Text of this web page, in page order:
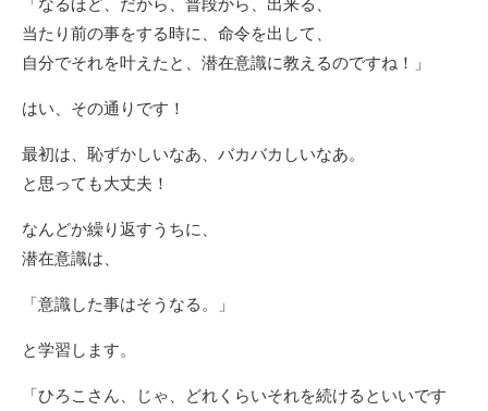
「なるほど、だから、普段から、出来る、
当たり前の事をする時に、命令を出して、
自分でそれを叶えたと、潜在意識に教えるのですね！」
はい、その通りです！
最初は、恥ずかしいなあ、バカバカしいなあ。
と思っても大丈夫！
なんどか繰り返すうちに、
潜在意識は、
「意識した事はそうなる。」
と学習します。
「ひろこさん、じゃ、どれくらいそれを続けるといいです